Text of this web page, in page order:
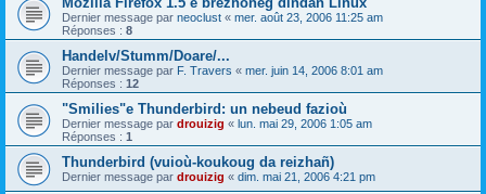
Dernier message par neoclust « mer. août 23, 2006 11:25 am
Réponses : 8
Handelv/Stumm/Doare/...
Dernier message par F. Travers « mer. juin 14, 2006 8:01 am
Réponses : 12
"Smilies"e Thunderbird: un nebeud fazioù
Dernier message par drouizig « lun. mai 29, 2006 1:05 am
Réponses : 1
Thunderbird (vuioù-koukoug da reizhañ)
Dernier message par drouizig « dim. mai 21, 2006 4:21 pm